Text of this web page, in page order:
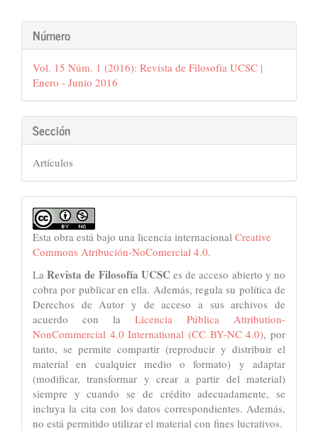
Detalles
del
artículo
Número
Vol. 15 Núm. 1 (2016): Revista de Filosofía UCSC |
Enero - Junio 2016
Sección
Artículos
Esta obra está bajo una licencia internacional Creative
Commons Atribución-NoComercial 4.0.
LaRevista de Filosofía UCSC es de acceso abierto y no
cobra por publicar en ella. Además, regula su política de
Derechos de Autor y de acceso a sus archivos de
acuerdo con la Licencia Pública Attribution-
NonCommercial 4.0 International (CC BY-NC 4.0), por
tanto, se permite compartir (reproducir y distribuir el
material en cualquier medio o formato) y adaptar
(modificar, transformar y crear a partir del material)
siempre y cuando se de crédito adecuadamente, se
incluya la cita con los datos correspondientes. Además,
no está permitido utilizar el material con fines lucrativos.